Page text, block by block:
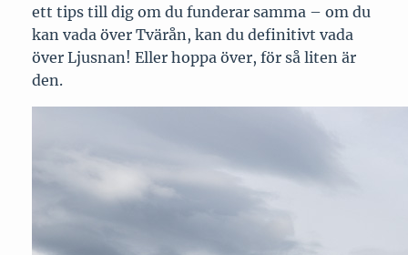
ett tips till dig om du funderar samma – om du
kan vada över Tvärån, kan du definitivt vada
över Ljusnan! Eller hoppa över, för så liten är
den.